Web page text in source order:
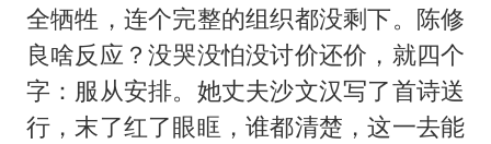
全牺牲，连个完整的组织都没剩下。陈修
良啥反应？没哭没怕没讨价还价，就四个
字：服从安排。她丈夫沙文汉写了首诗送
行，末了红了眼眶，谁都清楚，这一去能